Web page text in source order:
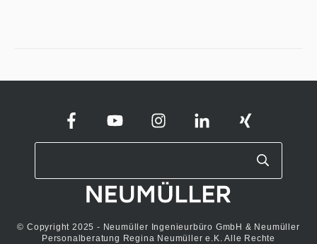
© Copyright 2025 - Neumüller Ingenieurbüro GmbH & Neumüller
Personalberatung Regina Neumüller e.K. Alle Rechte